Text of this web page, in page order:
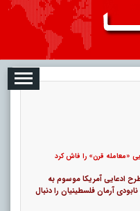
تبلیغات درباره ما ارتباط با ما
«معامله قرن» را فاش کرد
ادعایی آمریکا موسوم به
آرمان فلسطینیان را دنبال